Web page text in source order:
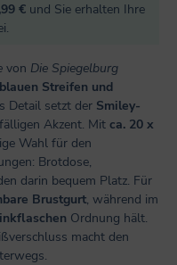
€ und Sie erhalten Ihre
von Die Spiegelburg
Streifen und
Detail setzt der Smiley-
Akzent. Mit ca. 20 x
Wahl für den
Brotdose,
darin bequem Platz. Für
Brustgurt, während im
Ordnung hält.
macht den